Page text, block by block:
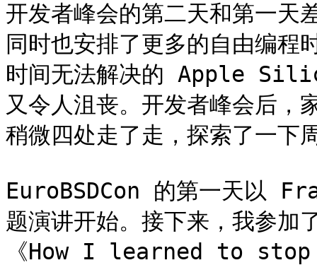
开发者峰会的第二天和第一天
同时也安排了更多的自由编
时间无法解决的 Apple
又令人沮丧。开发者峰会后
稍微四处走了走，探索了一下
EuroBSDCon 的第一天以
题演讲开始。接下来，我参
《How I learned to